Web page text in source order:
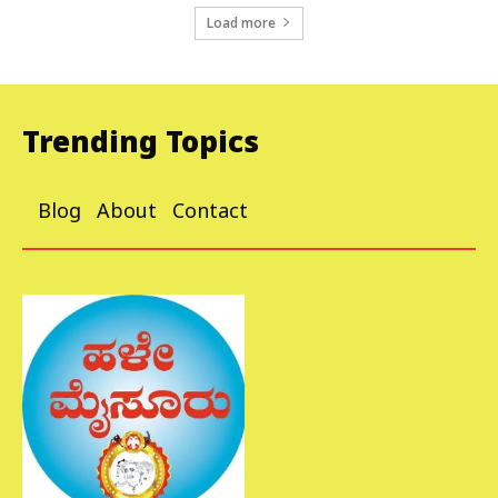
Load more
Trending Topics
Blog About Contact